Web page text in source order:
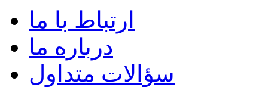
ارتباط با ما
درباره ما
سؤالات متداول